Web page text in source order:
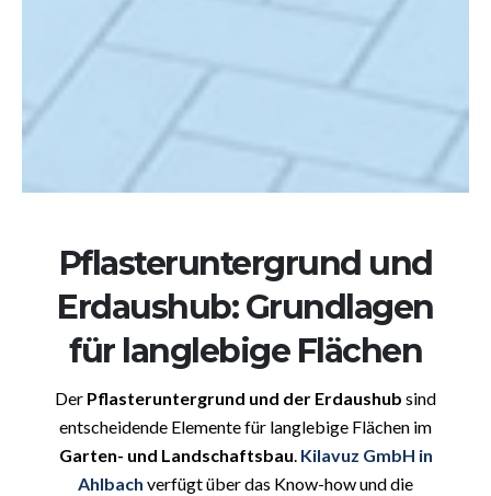
Pflasteruntergrund und
Erdaushub: Grundlagen
für langlebige Flächen
Der Pflasteruntergrund und der Erdaushub sind
entscheidende Elemente für langlebige Flächen im
Garten- und Landschaftsbau. Kilavuz GmbH in
Ahlbach verfügt über das Know-how und die